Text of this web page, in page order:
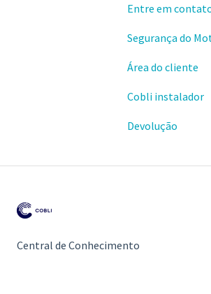
Envio e
Entre em
Segurança do
Alertas
Ranking de
Área do cliente
Cobli instalador
Devolução
Central de Conhecimento